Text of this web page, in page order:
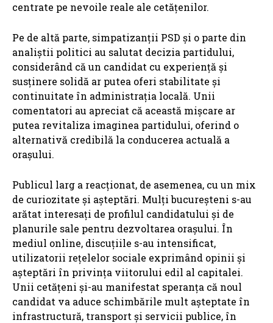
centrate pe nevoile reale ale cetățenilor.
Pe de altă parte, simpatizanții PSD și o parte din
analiștii politici au salutat decizia partidului,
considerând că un candidat cu experiență și
susținere solidă ar putea oferi stabilitate și
continuitate în administrația locală. Unii
comentatori au apreciat că această mișcare ar
putea revitaliza imaginea partidului, oferind o
alternativă credibilă la conducerea actuală a
orașului.
Publicul larg a reacționat, de asemenea, cu un mix
de curiozitate și așteptări. Mulți bucureșteni s-au
arătat interesați de profilul candidatului și de
planurile sale pentru dezvoltarea orașului. În
mediul online, discuțiile s-au intensificat,
utilizatorii rețelelor sociale exprimând opinii și
așteptări în privința viitorului edil al capitalei.
Unii cetățeni și-au manifestat speranța că noul
candidat va aduce schimbările mult așteptate în
infrastructură, transport și servicii publice, în